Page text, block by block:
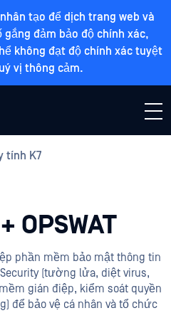
tạo để dịch trang web và
đảm bảo độ chính xác,
không đạt độ chính xác tuyệt
vị thông cảm.
tính K7
OPSWAT
phần mềm bảo mật thông tin
(tường lửa, diệt virus,
gián điệp, kiểm soát quyền
để bảo vệ cá nhân và tổ chức